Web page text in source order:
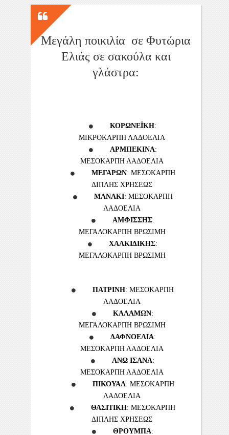
Μεγάλη ποικιλία σε Φυτώρια
Ελιάς σε σακούλα και
γλάστρα:
ΚΟΡΩΝΕΪΚΗ:
ΜΙΚΡΟΚΑΡΠΗ ΛΑΔΟΕΛΙΑ
ΑΡΜΠΕΚΙΝΑ:
ΜΕΣΟΚΑΡΠΗ ΛΑΔΟΕΛΙΑ
ΜΕΓΑΡΩΝ: ΜΕΣΟΚΑΡΠΗ
ΔΙΠΛΗΣ ΧΡΗΣΕΩΣ
ΜΑΝΑΚΙ: ΜΕΣΟΚΑΡΠΗ
ΛΑΔΟΕΛΙΑ
ΑΜΦΙΣΣΗΣ:
ΜΕΓΑΛΟΚΑΡΠΗ ΒΡΩΣΙΜΗ
ΧΑΛΚΙΔΙΚΗΣ:
ΜΕΓΑΛΟΚΑΡΠΗ ΒΡΩΣΙΜΗ
ΠΑΤΡΙΝΗ: ΜΕΣΟΚΑΡΠΗ
ΛΑΔΟΕΛΙΑ
ΚΑΛΑΜΩΝ:
ΜΕΓΑΛΟΚΑΡΠΗ ΒΡΩΣΙΜΗ
ΔΑΦΝΟΕΛΙΑ:
ΜΕΣΟΚΑΡΠΗ ΛΑΔΟΕΛΙΑ
ΑΝΩ ΙΣΑΝΑ:
ΜΕΣΟΚΑΡΠΗ ΛΑΔΟΕΛΙΑ
ΠΙΚΟΥΑΛ: ΜΕΣΟΚΑΡΠΗ
ΛΑΔΟΕΛΙΑ
ΘΑΣΙΤΙΚΗ: ΜΕΣΟΚΑΡΠΗ
ΔΙΠΛΗΣ ΧΡΗΣΕΩΣ
ΘΡΟΥΜΠΑ: